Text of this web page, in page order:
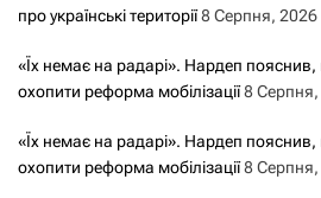
про українські території8 Серпня, 2026
«Їх немає на радарі». Нардеп
охопити реформа мобілізації8
«Їх немає на радарі». Нардеп
охопити реформа мобілізації8